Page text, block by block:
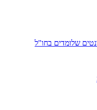
שלומדים בחו"ל